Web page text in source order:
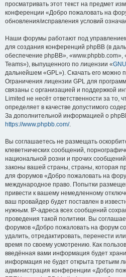
просматривать этот текст на предмет
конференции «Добро пожаловать на
обновления/исправления условий
Наши форумы работают под
для создания конференций phpBB (в
обеспечение phpBB», «www.phpbb.com»,
Teams»), выпущенного по лицензии «
дальнейшем «GPL»). Скачать его можно
Ограничения лицензии GPL для
связаны с организацией и поддержкой
Limited не несёт ответственности за то,
определяет в качестве допустимого
За дополнительной информацией о
https://www.phpbb.com/.
Вы соглашаетесь не размещать
клеветнических сообщений,
национальной розни и прочих
законы вашей страны, страны, которая
для форумов «Добро пожаловать на
международное право. Попытки
привести к вашему немедленному
ваш провайдер будет поставлен в
нужным. IP-адреса всех сообщений
проведения такой политики. Вы
форумов «Добро пожаловать на форум
удалить, отредактировать, перенести
время по своему усмотрению. Как
введённая вами информация будет
информация не будет открыта третьим
администрация конференции «Добро